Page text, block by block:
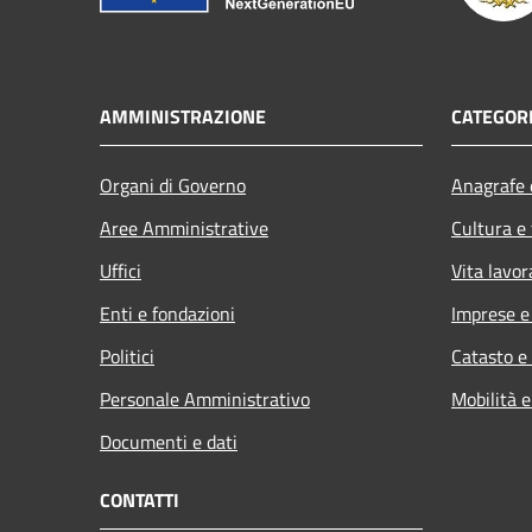
AMMINISTRAZIONE
Organi di Governo
Aree Amministrative
Uffici
Enti e fondazioni
Politici
Personale Amministrativo
Documenti e dati
Cultura
Vita
Imprese
Catasto
Mobilità
CONTATTI